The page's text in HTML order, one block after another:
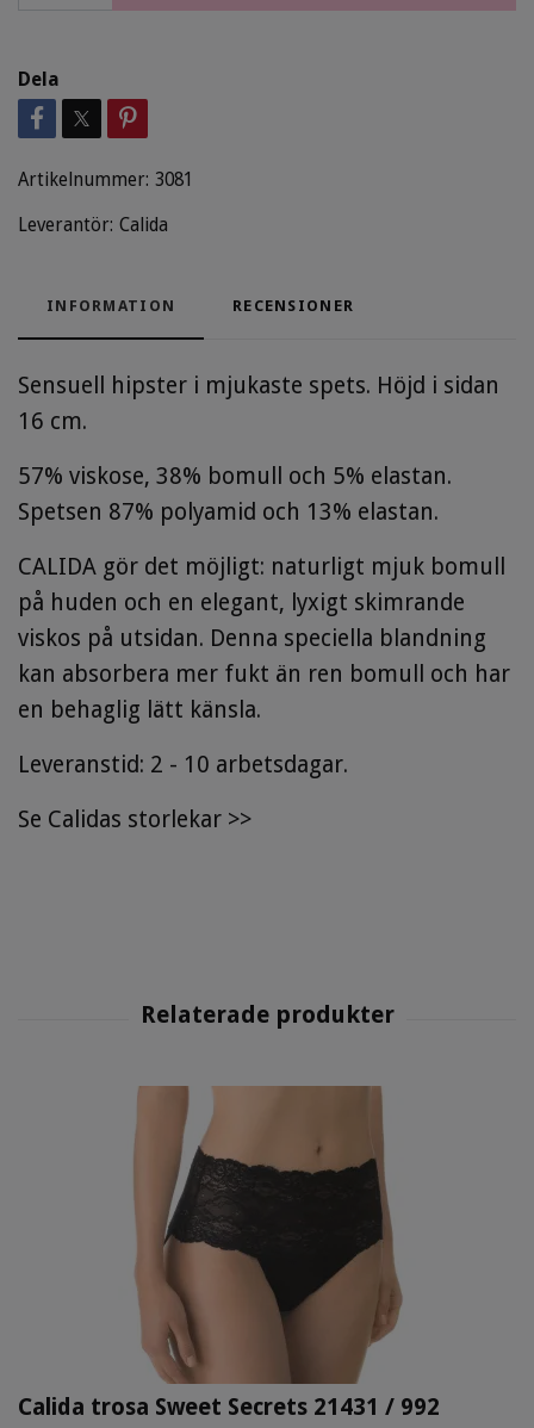
Dela
Artikelnummer: 3081
Leverantör: Calida
INFORMATION RECENSIONER
Sensuell hipster i mjukaste spets. Höjd i sidan
16 cm.
57% viskose, 38% bomull och 5% elastan.
Spetsen 87% polyamid och 13% elastan.
CALIDA gör det möjligt: naturligt mjuk bomull
på huden och en elegant, lyxigt skimrande
viskos på utsidan. Denna speciella blandning
kan absorbera mer fukt än ren bomull och har
en behaglig lätt känsla.
Leveranstid: 2 - 10 arbetsdagar.
Se Calidas storlekar >>
Calida trosa Sweet Secrets 21431 / 992